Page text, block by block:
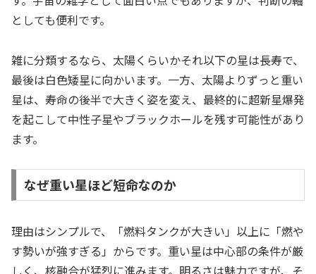
としても便利です。
雑に分類するなら、太陽くらいかそれ以下の星は長寿で、
最後は白色矮星に向かいます。一方、太陽よりずっと重い
星は、寿命の後半で大きく姿を変え、最終的に超新星爆発
を起こして中性子星やブラックホールを残す可能性があり
ます。
なぜ重い星ほど短命なのか
理由はシンプルで、「燃料タンクが大きい」以上に「燃や
す勢いが強すぎる」からです。重い星は中心部の条件が厳